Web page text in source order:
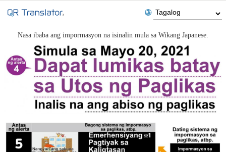
Nasa ibaba ang impormasyon na isinalin mula sa Wikang Japanese.